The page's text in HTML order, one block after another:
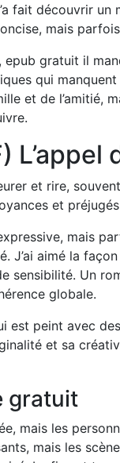
fait découvrir
mais
epub gratuit il
qui manquent
et de l’amitié,
L’appel
et rire,
et
mais
J’ai aimé la
sensibilité. Un
globale.
est peint avec
et sa
gratuit
mais les
mais les